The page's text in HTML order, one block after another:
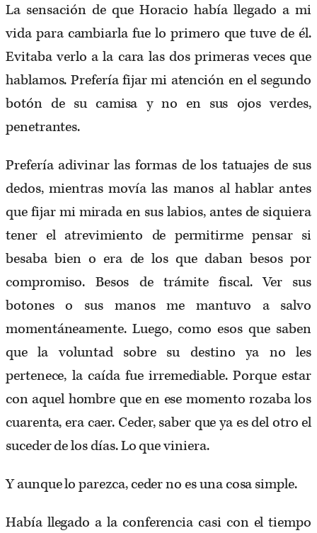
La sensación de que Horacio había llegado a mi
vida para cambiarla fue lo primero que tuve de él.
Evitaba verlo a la cara las dos primeras veces que
hablamos. Prefería fijar mi atención en el segundo
botón de su camisa y no en sus ojos verdes,
penetrantes.
Prefería adivinar las formas de los tatuajes de sus
dedos, mientras movía las manos al hablar antes
que fijar mi mirada en sus labios, antes de siquiera
tener el atrevimiento de permitirme pensar si
besaba bien o era de los que daban besos por
compromiso. Besos de trámite fiscal. Ver sus
botones o sus manos me mantuvo a salvo
momentáneamente. Luego, como esos que saben
que la voluntad sobre su destino ya no les
pertenece, la caída fue irremediable. Porque estar
con aquel hombre que en ese momento rozaba los
cuarenta, era caer. Ceder, saber que ya es del otro el
suceder de los días. Lo que viniera.
Y aunque lo parezca, ceder no es una cosa simple.
Había llegado a la conferencia casi con el tiempo